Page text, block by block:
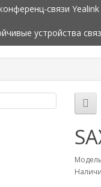
связи Yealink
устройства